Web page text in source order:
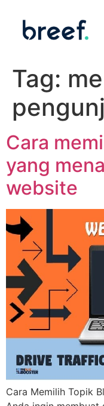
Tag:
Cara
yang
website
Cara Memilih Topik